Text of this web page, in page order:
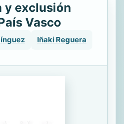
y exclusión
Vasco
Iñaki Reguera